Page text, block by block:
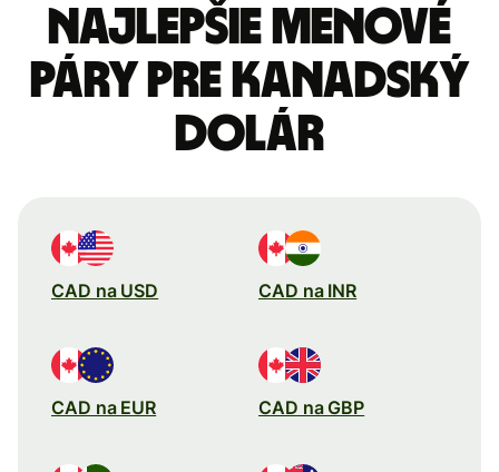
Najlepšie menové
páry pre Kanadský
dolár
CAD na USD CAD na INR
CAD na EUR CAD na GBP